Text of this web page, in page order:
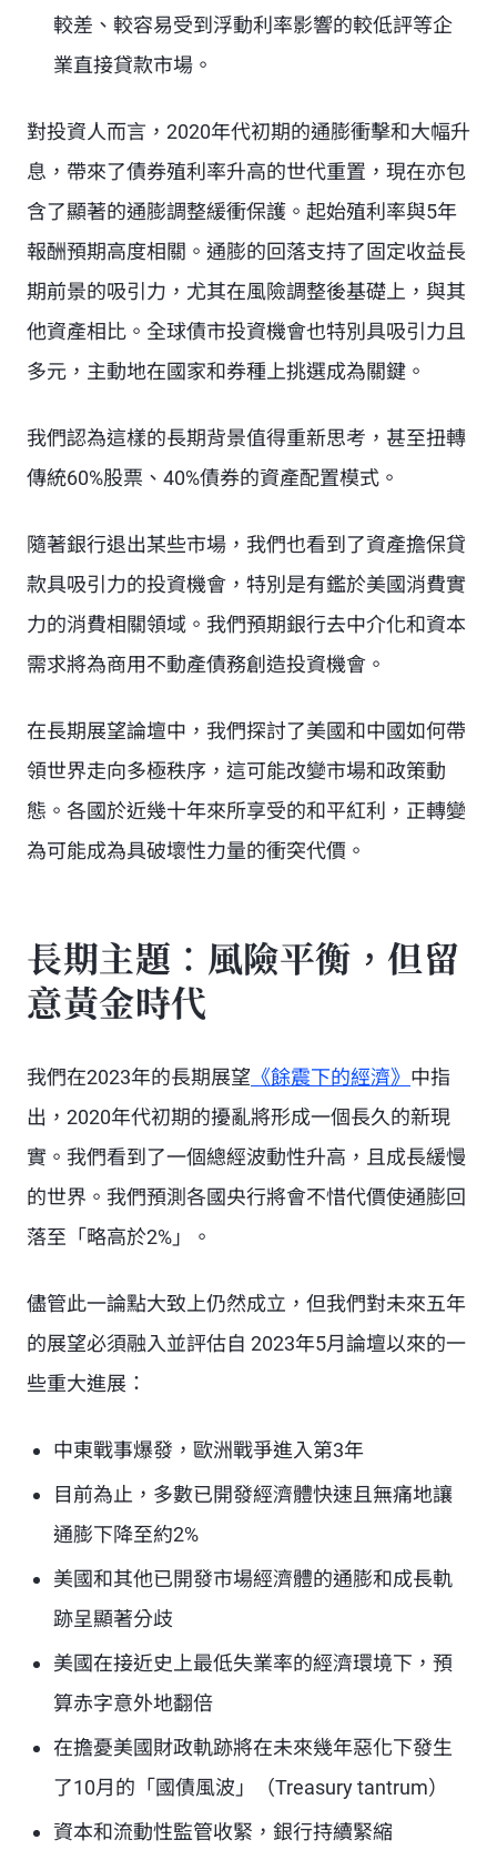
較差、較容易受到浮動利率影響的較低評等企
業直接貸款市場。
對投資人而言，2020年代初期的通膨衝擊和大幅升
息，帶來了債券殖利率升高的世代重置，現在亦包
含了顯著的通膨調整緩衝保護。起始殖利率與5年
報酬預期高度相關。通膨的回落支持了固定收益長
期前景的吸引力，尤其在風險調整後基礎上，與其
他資產相比。全球債市投資機會也特別具吸引力且
多元，主動地在國家和券種上挑選成為關鍵。
我們認為這樣的長期背景值得重新思考，甚至扭轉
傳統60%股票、40%債券的資產配置模式。
隨著銀行退出某些市場，我們也看到了資產擔保貸
款具吸引力的投資機會，特別是有鑑於美國消費實
力的消費相關領域。我們預期銀行去中介化和資本
需求將為商用不動產債務創造投資機會。
在長期展望論壇中，我們探討了美國和中國如何帶
領世界走向多極秩序，這可能改變市場和政策動
態。各國於近幾十年來所享受的和平紅利，正轉變
為可能成為具破壞性力量的衝突代價。
長期主題：風險平衡，但留
意黃金時代
我們在2023年的長期展望 《餘震下的經濟》 中指
出，2020年代初期的擾亂將形成一個長久的新現
實。我們看到了一個總經波動性升高，且成長緩慢
的世界。我們預測各國央行將會不惜代價使通膨回
落至「略高於2%」。
儘管此一論點大致上仍然成立，但我們對未來五年
的展望必須融入並評估自 2023年5月論壇以來的一
些重大進展：
中東戰事爆發，歐洲戰爭進入第3年
目前為止，多數已開發經濟體快速且無痛地讓
通膨下降至約2%
美國和其他已開發市場經濟體的通膨和成長軌
跡呈顯著分歧
美國在接近史上最低失業率的經濟環境下，預
算赤字意外地翻倍
在擔憂美國財政軌跡將在未來幾年惡化下發生
了10月的「國債風波」（Treasury tantrum）
資本和流動性監管收緊，銀行持續緊縮